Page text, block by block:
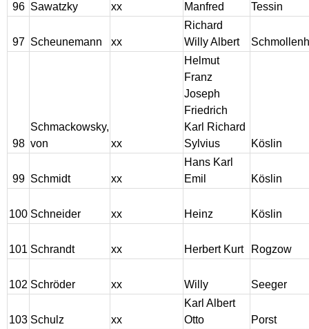
96 Sawatzky xx Manfred Tessin
97 Scheunemann xx
Richard
Willy Albert
98
Schmackowsky,
von
xx
Helmut
Franz
Joseph
Friedrich
Karl Richard
Sylvius
Köslin
99 Schmidt xx
Hans Karl
Emil
Köslin
100 Schneider xx Heinz Köslin
101 Schrandt xx Herbert Kurt Rogzow
102 Schröder xx Willy Seeger
103 Schulz xx
Karl Albert
Otto
Porst